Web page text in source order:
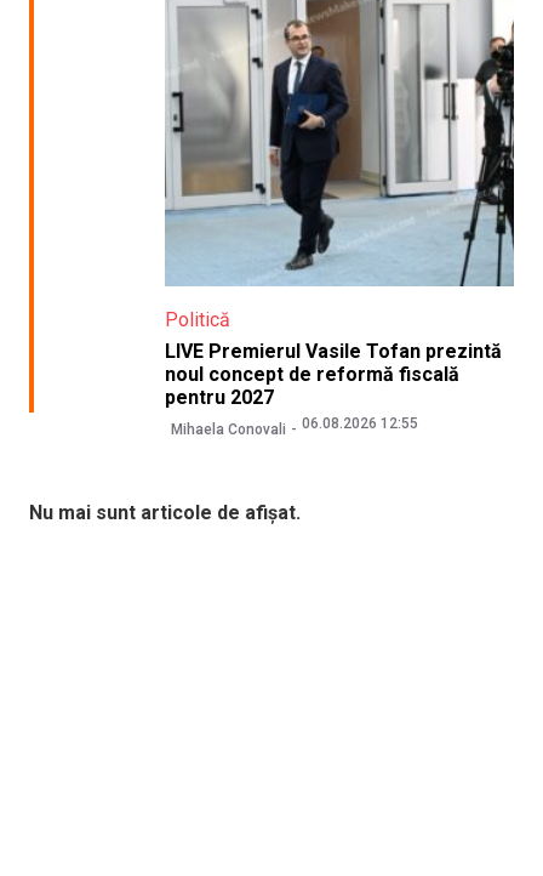
Politică
LIVE Premierul Vasile Tofan prezintă
noul concept de reformă fiscală
pentru 2027
Mihaela Conovali 06.08.2026 12:55
Nu mai sunt articole de afișat.